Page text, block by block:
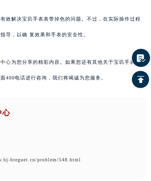
效解决宝玑手表表带掉色的问题。不过，在实际操作过程
导，以确 复效果和手表的安全性。
心为您分享的精彩内容。如果您还有其他关于宝玑手表维护
400电话进行咨询，我们将竭诚为您服务。
心
breguet.cn/problem/548.html